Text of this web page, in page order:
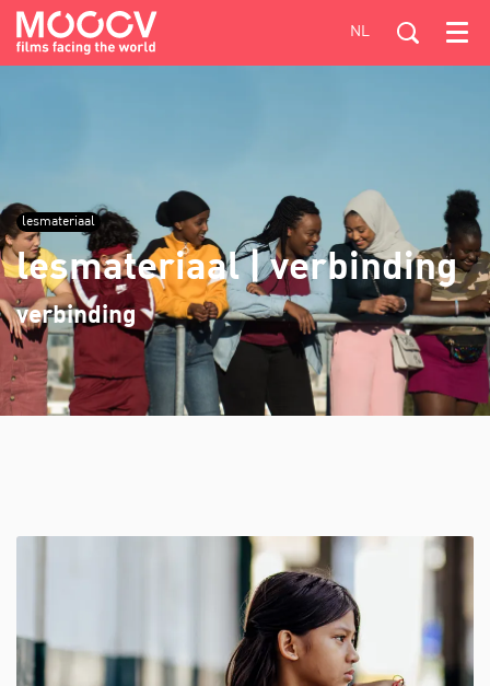
NL Menu
lesmateriaal
lesmateriaal | verbinding
verbinding